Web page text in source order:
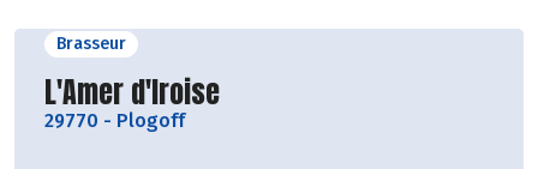
Brasseur
Découvrir le producteur
L'Amer d'Iroise
29770 - Plogoff